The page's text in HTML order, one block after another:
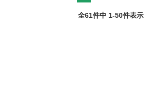
全61件中 1-50件表示